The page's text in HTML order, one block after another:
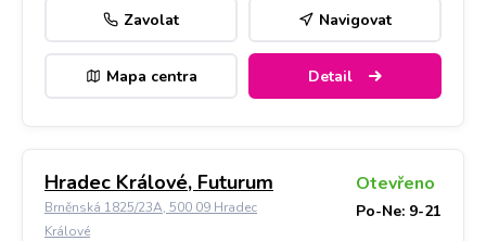
Zavolat Navigovat
Mapa centra Detail
Hradec Králové, Futurum
Brněnská 1825/23A, 500 09 Hradec
Králové
Otevřeno
Po-Ne: 9-21